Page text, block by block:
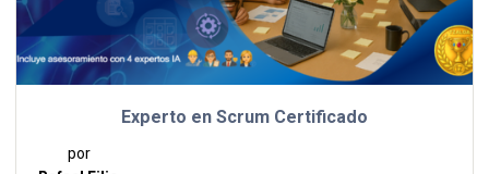
Experto en Scrum Certificado
por